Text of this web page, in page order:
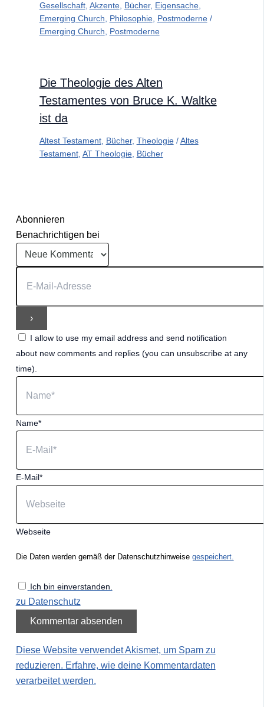
Gesellschaft, Akzente, Bücher, Eigensache,
Emerging Church
Philosophie, Postmoderne/
Emerging Church
Postmoderne
Die Theologie des Alten
Testamentes von Bruce K. Waltke
ist da
Altest Testament, Bücher, Theologie/Altes
Testament, AT Theologie, Bücher
Abonnieren
Benachrichtigen bei
I allow to use my email address and send notification
about new comments and replies (you can unsubscribe at any
time).
Name*
E-Mail*
Webseite
Die Daten werden gemäß der Datenschutzhinweise gespeichert.
Ich bin einverstanden.
zu Datenschutz
Diese Website verwendet Akismet, um Spam zu
reduzieren. Erfahre, wie deine Kommentardaten
verarbeitet werden.